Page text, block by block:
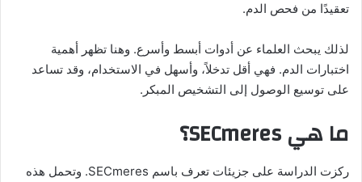
تعقيدًا من فحص الدم.
لذلك يبحث العلماء عن أدوات أبسط وأسرع. وهنا تظهر أهمية
اختبارات الدم. فهي أقل تدخلاً، وأسهل في الاستخدام، وقد تساعد
على توسيع الوصول إلى التشخيص المبكر.
ما هي SECmeres؟
ركزت الدراسة على جزيئات تعرف باسم SECmeres. وتحمل هذه